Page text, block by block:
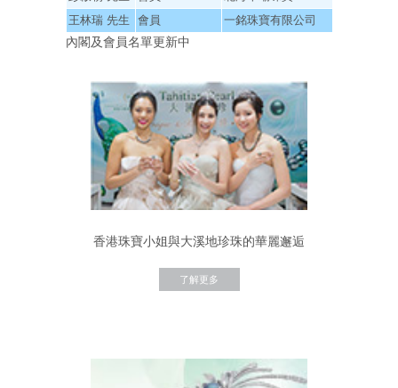
王林瑞 先生
會員 一銘珠寶有限公司
內閣及會員名單更新中
香港珠寶小姐與大溪地珍珠的華麗邂逅
了解更多